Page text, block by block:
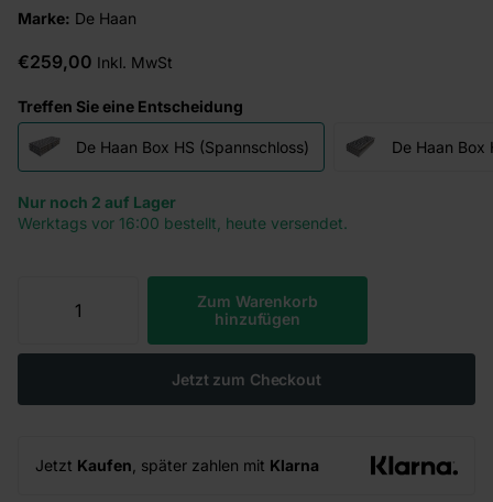
Marke: De Haan
€259,00 Inkl. MwSt
Treffen Sie eine Entscheidung
De Haan Box HS (Spannschloss) De Haan Box
Nur noch 2 auf Lager
Werktags vor 16:00 bestellt, heute versendet.
Zum Warenkorb
hinzufügen
Jetzt zum Checkout
Jetzt Kaufen , später zahlen mit Klarna